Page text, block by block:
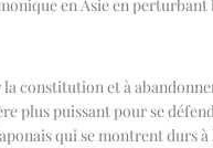
en Asie en perturbant
constitution et à
plus puissant pour se
qui se montrent durs